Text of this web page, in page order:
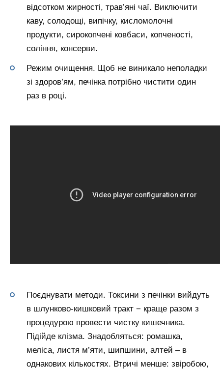
відсотком жирності, трав’яні чаї. Виключити
каву, солодощі, випічку, кисломолочні
продукти, сирокопчені ковбаси, копченості,
соління, консерви.
Режим очищення. Щоб не виникало неполадки
зі здоров’ям, печінка потрібно чистити один
раз в році.
Поєднувати методи. Токсини з печінки вийдуть
в шлунково-кишковий тракт − краще разом з
процедурою провести чистку кишечника.
Підійде клізма. Знадобляться: ромашка,
меліса, листя м’яти, шипшини, алтей – в
однакових кількостях. Втричі менше: звіробою,